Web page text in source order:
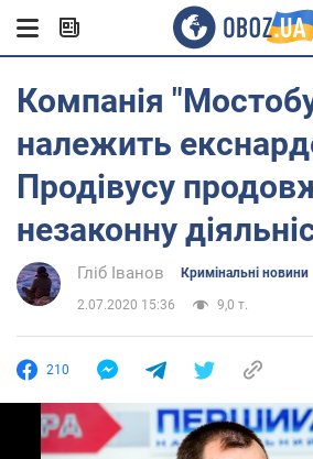
Компанія
належить
Продівусу
незаконну
Гліб Іванов Кримінальні новини
2.07.2020 15:36 9,0 т.
210